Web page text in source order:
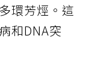
環芳烴。這
和DNA突